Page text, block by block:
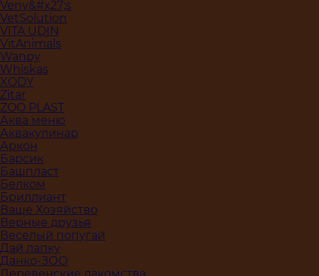
Veny&#x27;s
VetSolution
VITA UDIN
VitAnimals
Wanpy
Whiskas
XODY
Zitar
ZOO PLAST
Аква меню
Аквакулинар
Аркон
Барсик
Башпласт
Белком
Бриллиант
Ваше Хозяйство
Верные друзья
Веселый попугай
Дай лапку
Данко-ЗОО